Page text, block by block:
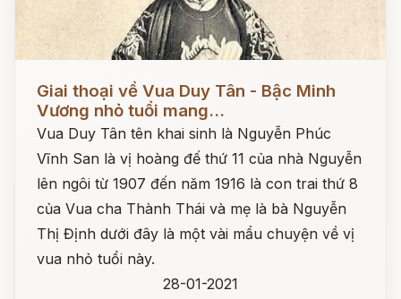
Giai thoại về Vua Duy Tân - Bậc Minh
Vương nhỏ tuổi mang...
Vua Duy Tân tên khai sinh là Nguyễn Phúc
Vĩnh San là vị hoàng đế thứ 11 của nhà Nguyễn
lên ngôi từ 1907 đến năm 1916 là con trai thứ 8
của Vua cha Thành Thái và mẹ là bà Nguyễn
Thị Định dưới đây là một vài mẩu chuyện về vị
vua nhỏ tuổi này.
28-01-2021